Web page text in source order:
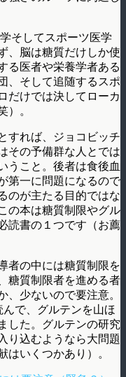
そしてスポーツ医学
、脳は糖質だけしか使
る医者や栄養学者ある
、そして追随するスポ
だけでは決してローカ
）。
すれば、ジョコビッチ
その予備群な人とでは
うこと。後者は食後血
第一に問題になるので
のが主たる目的ではな
の本は糖質制限やグル
読書の１つです（お薦
者の中には糖質制限を
糖質制限者を進める者
少ないので要注意。
で、グルテンを山ほ
した。グルテンの研究
り込むようなら大問題
いくつかあり）。